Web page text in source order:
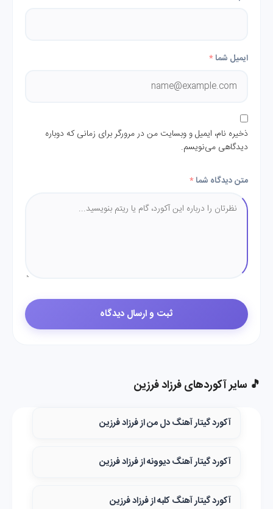
ایمیل شما*
ذخیره نام، ایمیل و وبسایت من در مرورگر برای زمانی که دوباره
دیدگاهی می‌نویسم.
متن دیدگاه شما*
🎵 سایر آکوردهای فرزاد فرزین
آکورد گیتار آهنگ دل من از فرزاد فرزین
آکورد گیتار آهنگ دیوونه از فرزاد فرزین
آکورد گیتار آهنگ کلبه از فرزاد فرزین